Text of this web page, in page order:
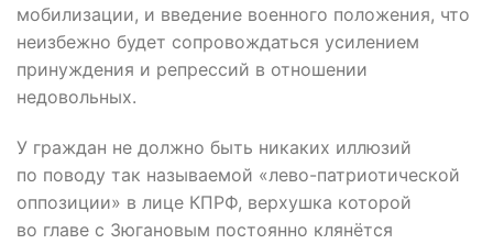
мобилизации, и введение военного положения, что
неизбежно будет сопровождаться усилением
принуждения и репрессий в отношении
недовольных.
У граждан не должно быть никаких иллюзий
по поводу так называемой «лево-патриотической
оппозиции» в лице КПРФ, верхушка которой
во главе с Зюгановым постоянно клянётся